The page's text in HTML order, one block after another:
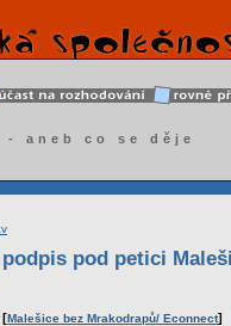
- aneb co se děje
pod petici
[Malešice bez Mrakodrapů/ Econnect]